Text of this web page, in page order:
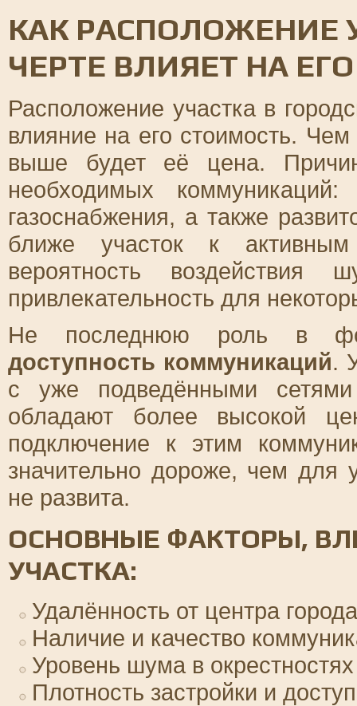
КАК РАСПОЛОЖЕНИЕ
ЧЕРТЕ ВЛИЯЕТ НА
Расположение участка в
влияние на его стоимость.
выше будет её цена.
необходимых коммуникаций:
газоснабжения, а также
ближе участок к
вероятность
привлекательность для
Не последнюю роль в
доступность коммуникаций.
с уже подведёнными
обладают более высокой
подключение к этим
значительно дороже, чем для
не развита.
ОСНОВНЫЕ ФАКТОРЫ,
УЧАСТКА:
Удалённость от центра города
Наличие и качество
Уровень шума в окрестностях
Плотность застройки и